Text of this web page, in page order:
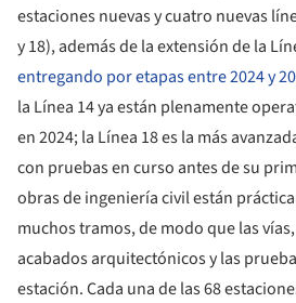
estaciones nuevas y cuatro nuevas
y 18), además de la extensión de la
entregando por etapas entre 2024 y
la Línea 14 ya están plenamente
en 2024; la Línea 18 es la más
con pruebas en curso antes de su
obras de ingeniería civil están
muchos tramos, de modo que las
acabados arquitectónicos y las
estación. Cada una de las 68